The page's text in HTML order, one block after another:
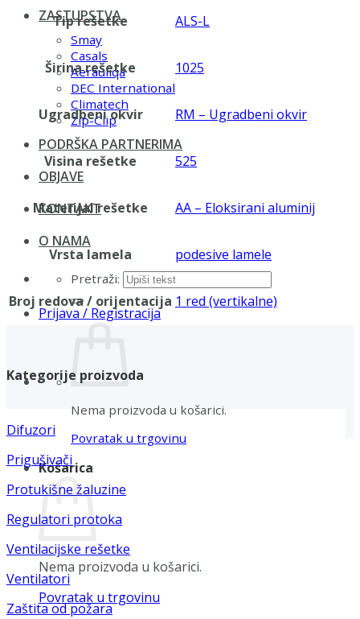
ZASTUPSTVA
Smay
Casals
Aerauliqa
DEC International
Climatech
Zip-Clip
PODRŠKA PARTNERIMA
OBJAVE
KONTAKT
O NAMA
Pretraži:
Prijava / Registracija
Nema proizvoda u košarici.
Povratak u trgovinu
Košarica
Nema proizvoda u košarici.
Povratak u trgovinu
Tip rešetke ALS-L
Širina rešetke 1025
Ugradbeni okvir RM – Ugradbeni okvir
Visina rešetke 525
Materijal rešetke AA – Eloksirani aluminij
Vrsta lamela podesive lamele
Broj redova / orijentacija 1 red (vertikalne)
Kategorije proizvoda
Difuzori
Prigušivači
Protukišne žaluzine
Regulatori protoka
Ventilacijske rešetke
Ventilatori
Zaštita od požara